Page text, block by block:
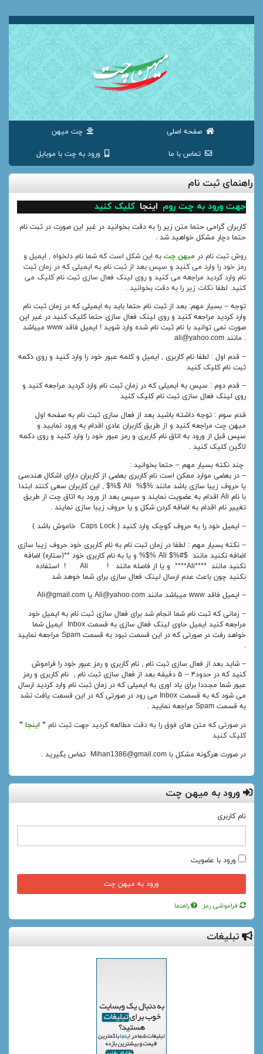
صفحه اصلی چت میهن
تماس با ما ورود به چت با موبایل
ورود به میهن چت
نام کاربری
ورود با عضویت
فراموشی رمز راهنما
راهنمای ثبت نام
جهت ورود به چت روم اینجا کلیک کنید
کاربران گرامی حتما متن زیر را به دقت بخوانید در غیر این صورت در ثبت نام
حتما دچار مشکل خواهید شد .
روش ثبت نام در میهن چتبه این شکل است که شما نام دلخواه , ایمیل و
رمز خود را وارد می کنید و سپس بعد از ثبت نام به ایمیلی که در زمان ثبت
نام وارد کردید مراجعه می کنید و روی لینک فعال سازی ثبت نام کلیک می
کنید. لطفا نکات زیر را به دقت بخوانید .
توجه – بسیار مهم: بعد از ثبت نام حتما باید به ایمیلی که در زمان ثبت نام
وارد کردید مراجعه کنید و روی لینک فعال سازی حتما کلیک کنید در غیر این
صورت نمی توانید با نام ثبت نام شده وارد شوید ! ایمیل فاقد www میباشد
. مانند ali@yahoo.com
– قدم اول : لطفا نام کاربری , ایمیل و کلمه عبور خود را وارد کنید و روی دکمه
ثبت نام کلیک کنید
– قدم دوم : سپس به ایمیلی که در زمان ثبت نام وارد کردید مراجعه کنید و
روی لینک فعال سازی ثبت نام کلیک کنید
قدم سوم : توجه داشته باشید بعد از فعال سازی ثبت نام به صفحه اول
میهن چت مراجعه کنید و از طریق کاربران عادی اقدام به ورود نمایید و
سپس قبل از ورود به اتاق نام کاربری و رمز عبور خود را وارد کنید و روی دکمه
لاگین کلیک کنید .
چند نکته بسیار مهم – حتما بخوانید :
– در بعضی موارد ممکن است نام کاربری بعضی از کاربران دارای اشکال هندسی
یا حروف زیبا سازی باشد مانند %$% Ali $%$ , این کاربران سعی کنند ابتدا
با نام Ali اقدام به عضویت نمایند و سپس بعد از ورود به اتاق چت از طریق
تغییر نام اقدام به اضافه کردن شکل و یا حروف زیبا سازی نمایند .
– ایمیل خود را به حروف کوچک وارد کنید ( Caps Lock خاموش باشد )
– نکته بسیار مهم : لطفا در زمان ثبت نام به نام کاربری خود حروف زیبا سازی
اضافه نکنید مانند $#%$ Ali %$% و یا به نام کاربری خود **(ستاره) اضافه
نکنید مانند ****Ali**** و یا از فاصله مانند ! Ali ! استفاده
نکنید چون باعث عدم ارسال لینک فعال سازی برای شما خوهد شد
– ایمیل فاقد www میباشد مانند Ali@yahoo.com یا Ali@gmail.com
– زمانی که ثبت نام شما انجام شد برای فعال سازی ثبت نام به ایمیل خود
مراجعه کنید ایمیل حاوی لینک فعال سازی به قسمت Inbox ایمیل شما
خواهد رفت در صورتی که در این قسمت نبود به قسمت Spam مراجعه نمایید
.
– شاید بعد از فعال سازی ثبت نام , نام کاربری و رمز عبور خود را فراموش
کنید که در حدود۴ – ۵ دقیقه بعد از فعال سازی ثبت نام , نام کاربری و رمز
عبور شما مجددا برای یاد اوری به ایمیلی که در زمان ثبت نام وارد کردید ارسال
می شود که به قسمت Inbox می رود در صورتی که در این قسمت یافت نشد
به قسمت Spam مراجعه نمایید .
در صورتی که متن های فوق را به دقت مطالعه کردید جهت ثبت نام ” اینجا”
کلیک کنید
در صورت هرگونه مشکل با Mihan1386@gmail.com تماس بگیرید .
تبلیغات